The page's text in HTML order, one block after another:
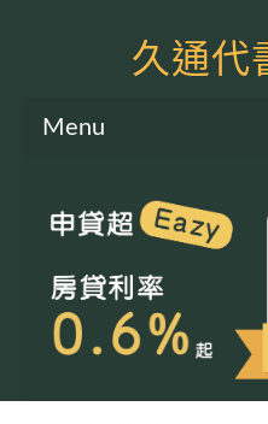
久通代
Menu
土地二胎申貸
房屋二胎申貸
軍公教貸款